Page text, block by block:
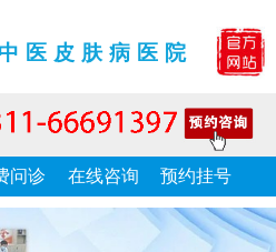
医皮肤病医院
问诊 在线咨询 预约挂号